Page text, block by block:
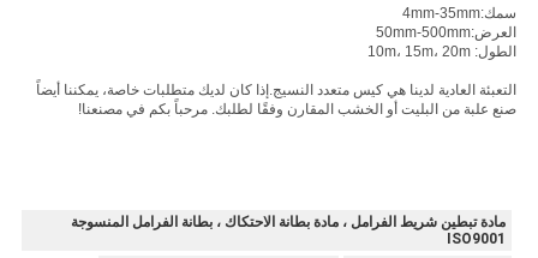
سمك:4mm-35mm
العرض:50mm-500mm
الطول: 10m، 15m، 20m
التعبئة العادية لدينا هي كيس متعدد النسيج. إذا كان لديك متطلبات خاصة، يمكننا أيضاً
صنع علبة من البليت أو الخشب المقارن وفقًا لطلبك. مرحباً بكم في مصنعنا!
مادة تبطين شريط الفرامل ، مادة بطانة الاحتكاك ، بطانة الفرامل المنسوجة
ISO9001